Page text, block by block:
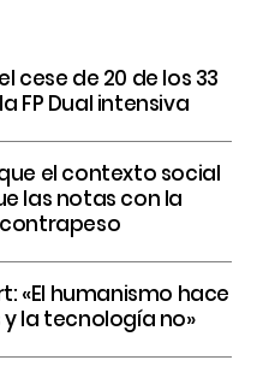
cese de 20 de los 33
FP Dual intensiva
el contexto social
las notas con la
«El humanismo hace
la tecnología no»